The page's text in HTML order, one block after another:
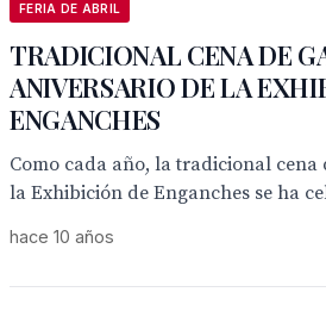
FERIA DE ABRIL
TRADICIONAL CENA DE
ANIVERSARIO DE LA
ENGANCHES
Como cada año, la tradicional cena
la Exhibición de Enganches se ha
hace 10 años